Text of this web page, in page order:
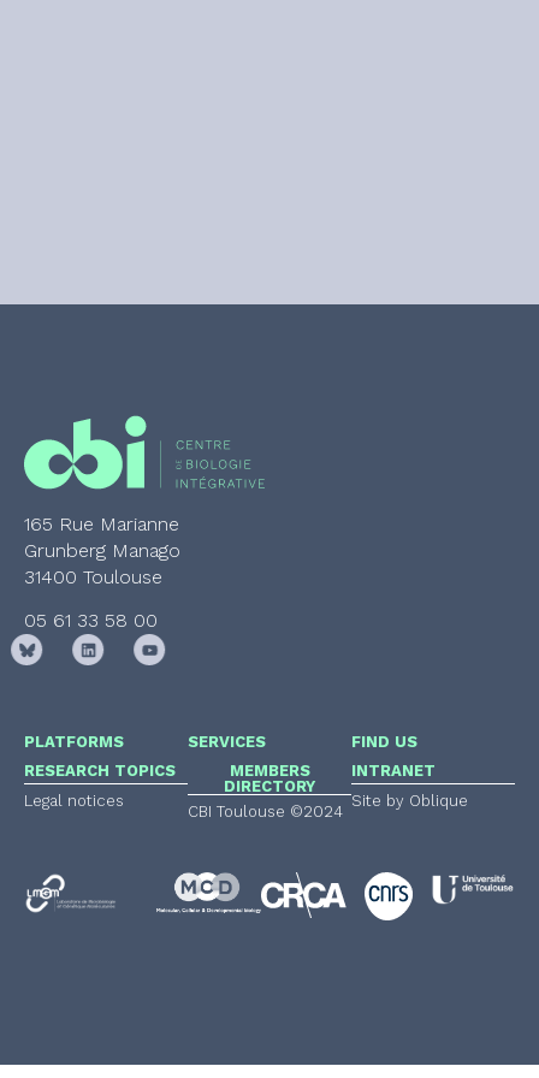
165 Rue Marianne
Grunberg Manago
31400 Toulouse
05 61 33 58 00
PLATFORMS
RESEARCH TOPICS
Legal notices
SERVICES
MEMBERS
DIRECTORY
CBI Toulouse ©2024
FIND US
INTRANET
Site by Oblique